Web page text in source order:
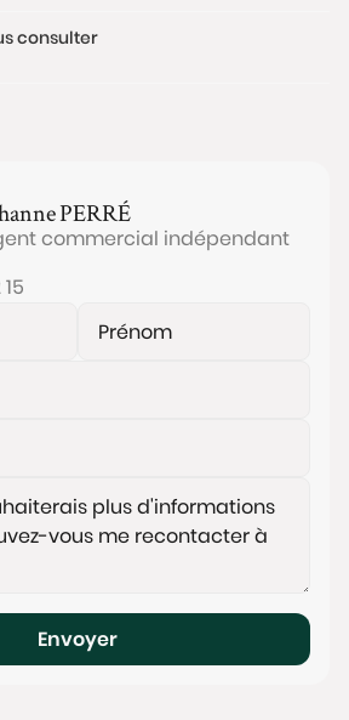
consulter
PERRÉ
commercial indépendant
Envoyer